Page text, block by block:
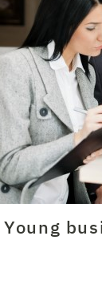
Young